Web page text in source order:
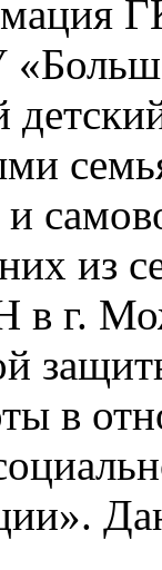
из
г.
в